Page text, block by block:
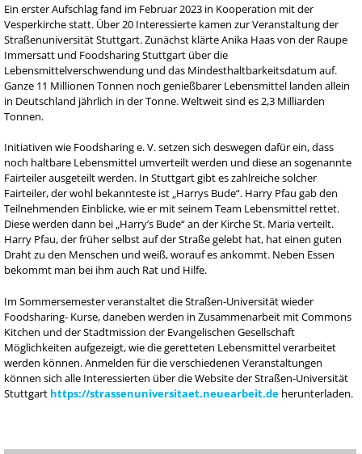
Ein erster Aufschlag fand im Februar 2023 in Kooperation mit der
Vesperkirche statt. Über 20 Interessierte kamen zur Veranstaltung der
Straßenuniversität Stuttgart. Zunächst klärte Anika Haas von der Raupe
Immersatt und Foodsharing Stuttgart über die
Lebensmittelverschwendung und das Mindesthaltbarkeitsdatum auf.
Ganze 11 Millionen Tonnen noch genießbarer Lebensmittel landen allein
in Deutschland jährlich in der Tonne. Weltweit sind es 2,3 Milliarden
Tonnen.
Initiativen wie Foodsharing e. V. setzen sich deswegen dafür ein, dass
noch haltbare Lebensmittel umverteilt werden und diese an sogenannte
Fairteiler ausgeteilt werden. In Stuttgart gibt es zahlreiche solcher
Fairteiler, der wohl bekannteste ist „Harrys Bude“. Harry Pfau gab den
Teilnehmenden Einblicke, wie er mit seinem Team Lebensmittel rettet.
Diese werden dann bei „Harry’s Bude“ an der Kirche St. Maria verteilt.
Harry Pfau, der früher selbst auf der Straße gelebt hat, hat einen guten
Draht zu den Menschen und weiß, worauf es ankommt. Neben Essen
bekommt man bei ihm auch Rat und Hilfe.
Im Sommersemester veranstaltet die Straßen-Universität wieder
Foodsharing- Kurse, daneben werden in Zusammenarbeit mit Commons
Kitchen und der Stadtmission der Evangelischen Gesellschaft
Möglichkeiten aufgezeigt, wie die geretteten Lebensmittel verarbeitet
werden können. Anmelden für die verschiedenen Veranstaltungen
können sich alle Interessierten über die Website der Straßen-Universität
Stuttgart https://strassenuniversitaet.neuearbeit.de herunterladen.